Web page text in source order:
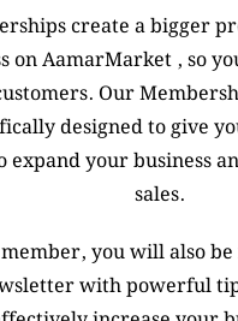
create a bigger
on AamarMarket , so
Our
designed to give
expand your business
sales.
member, you will also
with powerful